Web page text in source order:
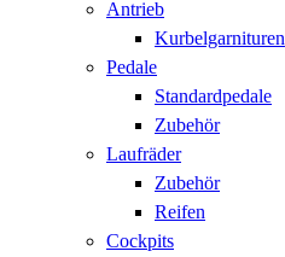
Antrieb
Kurbelgarnituren
Pedale
Standardpedale
Zubehör
Laufräder
Zubehör
Reifen
Cockpits